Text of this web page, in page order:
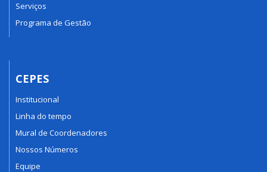
Serviços
Programa de Gestão
CEPES
Institucional
Linha do tempo
Mural de Coordenadores
Nossos Números
Equipe